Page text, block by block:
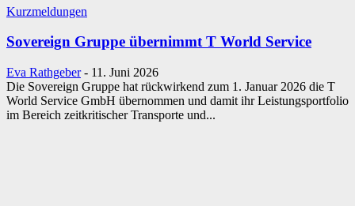
Kurzmeldungen
Sovereign Gruppe übernimmt T World Service
Eva Rathgeber - 11. Juni 2026
Die Sovereign Gruppe hat rückwirkend zum 1. Januar 2026 die T
World Service GmbH übernommen und damit ihr Leistungsportfolio
im Bereich zeitkritischer Transporte und...